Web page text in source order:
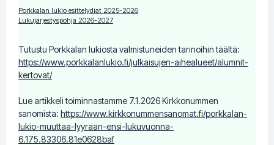
Porkkalan lukio esittelydiat 2025-2026
Lukujärjestyspohja 2026-2027
Tutustu Porkkalan lukiosta valmistuneiden tarinoihin täältä:
https://www.porkkalanlukio.fi/julkaisujen-aihealueet/alumnit-
kertovat/
Lue artikkeli toiminnastamme 7.1.2026 Kirkkonummen
sanomista: https://www.kirkkonummensanomat.fi/porkkalan-
lukio-muuttaa-lyyraan-ensi-lukuvuonna-
6.175.83306.81e0628baf